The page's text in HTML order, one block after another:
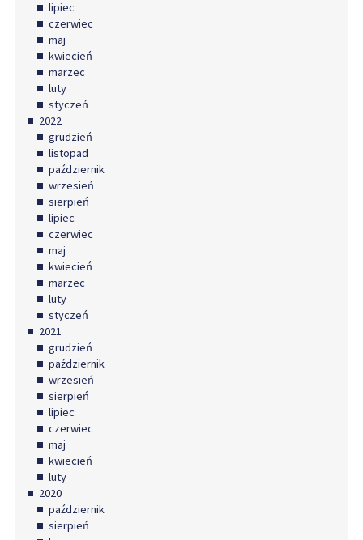
lipiec
czerwiec
maj
kwiecień
marzec
luty
styczeń
2022
grudzień
listopad
październik
wrzesień
sierpień
lipiec
czerwiec
maj
kwiecień
marzec
luty
styczeń
2021
grudzień
październik
wrzesień
sierpień
lipiec
czerwiec
maj
kwiecień
luty
2020
październik
sierpień